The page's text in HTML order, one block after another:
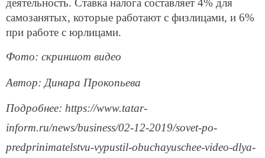
деятельность. Ставка налога составляет 4% для
самозанятых, которые работают с физлицами, и 6%
при работе с юрлицами.
Фото: скриншот видео
Автор: Динара Прокопьева
Подробнее: https://www.tatar-
inform.ru/news/business/02-12-2019/sovet-po-
predprinimatelstvu-vypustil-obuchayuschee-video-dlya-